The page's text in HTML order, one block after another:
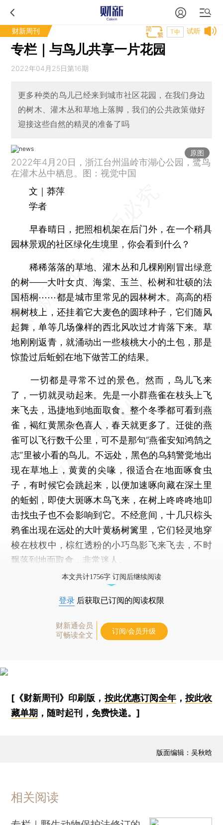
财新周刊 试听
T中
专栏｜与鸟儿共享一片花园
2022年04月25日第16期
更多种类的鸟儿已经来到城市社区花园，在我们身边
的树木、灌木丛和草地上落脚，我们的公共政策做好
迎接这些自然的精灵的准备了吗
原图
2022年4月20日，浙江台州温岭市湖心公园，鹭鸟
在灌木丛中栖息。图：视觉中国
文｜莽萍
学者
早春晴日，把照相机架在后门外，在一个稍具
园林景观的社区绿化生境里，你会看到什么？
稀稀落落的草地、灌木丛和几棵刚刚冒出绿意
的树——大叶女贞、海棠、玉兰、松树和壮硕的法
国梧桐⋯⋯都是城市里常见的园林树木。高高的梧
桐树枝上，还挂着它大麦色的圆球种子，它们随风
起舞，单等几场像样的西北风吹过才肯落下来。草
地刚刚返青，就涌动出一些核桃大小的土包，那是
惊蛰过后蚯蚓在地下做苦工的结果。
一切都是寻常不过的景色。然而，鸟儿飞来
了，一切就灵动起来。先是一小群燕雀在枝头上飞
来飞去，迅捷地到地面取食。整个冬季都可看到燕
雀，褐红黄黑杂色喜人，春天就更多了。迁徙的燕
雀可以飞行数千公里，可不是那句“燕雀安知鸿鹄之
志”里被小看的鸟儿。不远处，黑色的乌鸫警觉地出
现在草地上，黄黄的尖喙，很适合在地面啄食虫
子，有时候它会跳起来，以便加速啄向藏在深土里
的蚯蚓，即使大斑啄木鸟飞来，在树上咚咚咚地叩
击找虫子也不会影响到它。不经意间，十几只棕头
鸦雀出现在远处的大叶黄杨树篱里，它们轻灵地穿
梭在枝杈中，棕红透粉的小巧鸟影飞来飞去，不时
飘落到地面取食，非常迷人。
本文共计1756字 订阅后继续阅读
登录 后获取已订阅的阅读权限
财新通会员
可畅读全文
订阅/会员升级
[《财新周刊》印刷版， 按此优惠订阅全年， 按此收
藏单期 ，随时起刊，免费快递。]
版面编辑：吴秋晗
相关阅读